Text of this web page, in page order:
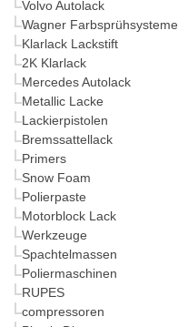
Volvo Autolack
Wagner Farbsprühsysteme
Klarlack Lackstift
2K Klarlack
Mercedes Autolack
Metallic Lacke
Lackierpistolen
Bremssattellack
Primers
Snow Foam
Polierpaste
Motorblock Lack
Werkzeuge
Spachtelmassen
Poliermaschinen
RUPES
compressoren